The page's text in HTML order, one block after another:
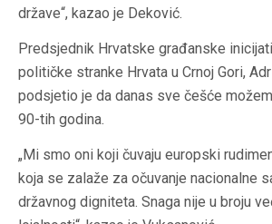
države“, kazao je Deković.
Predsjednik Hrvatske građanske
političke stranke Hrvata u Crnoj Gori,
podsjetio je da danas sve češće
90-tih godina.
„Mi smo oni koji čuvaju europski
koja se zalaže za očuvanje nacionalne
državnog digniteta. Snaga nije u broju